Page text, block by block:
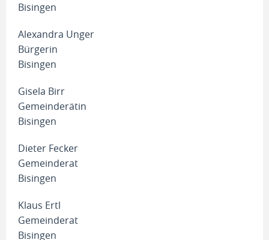
Bisingen
Alexandra Unger
Bürgerin
Bisingen
Gisela Birr
Gemeinderätin
Bisingen
Dieter Fecker
Gemeinderat
Bisingen
Klaus Ertl
Gemeinderat
Bisingen